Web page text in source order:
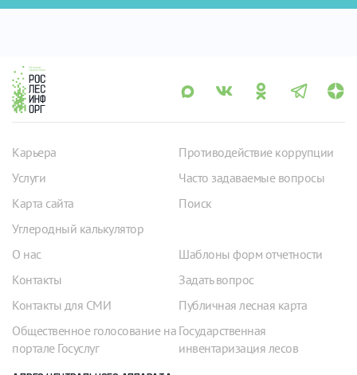
Карьера
Услуги
Карта сайта
Углеродный калькулятор
Противодействие коррупции
Часто задаваемые вопросы
Поиск
О нас
Контакты
Контакты для СМИ
Общественное голосование на
портале Госуслуг
Шаблоны форм отчетности
Задать вопрос
Публичная лесная карта
Государственная
инвентаризация лесов